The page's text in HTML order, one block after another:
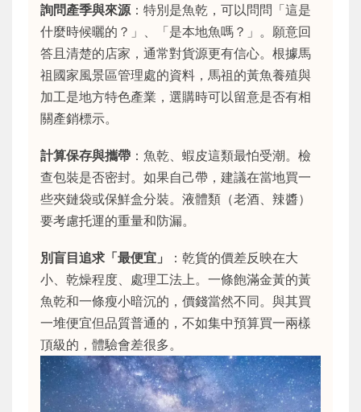
詢問產季與來源 ：特別是魚乾，可以問問「這是
什麼時候曬的？」、「是本地魚嗎？」。願意回
答且清楚的店家，通常對貨源更有信心。根據馬
祖國家風景區管理處的資料，馬祖的黃魚養殖與
加工是地方特色產業，選購時可以留意是否有相
關產銷標示。
計算保存與攜帶 ：魚乾、蝦皮這類最怕受潮。檢
查包裝是否密封。如果自己帶，建議在當地買一
些夾鏈袋或保鮮盒分裝。液體類（老酒、辣醬）
要考慮托運的重量和防漏。
別盲目追求「最便宜」
：乾貨的價差反映在大
小、乾燥程度、處理工法上。一條飽滿金黃的黃
魚乾和一條瘦小暗沉的，價錢當然不同。與其買
一堆便宜但品質普通的，不如集中預算買一兩樣
頂級的，體驗會差很多。